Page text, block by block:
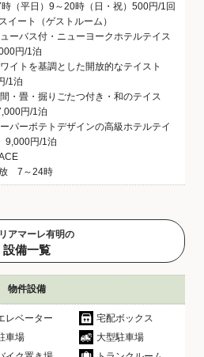
日）9～20時（日・祝）500円/1回
イート（ゲストルーム）
ス付・ニューヨークホテルテイス
円/1泊
を基調とした開放的なテイスト
/1泊
・掘りごたつ付き・和のテイス
円/1泊
ポテトデザインの高級ホテルテイ
円/1泊
7～24時
アマーレ有明の
設備一覧
物件設備
レベーター
宅配ボックス
車場
大型駐車場